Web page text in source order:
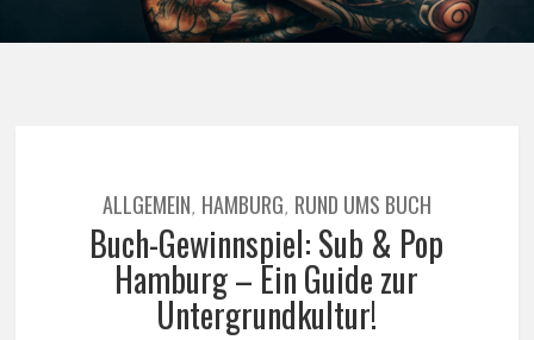
ALLGEMEIN, HAMBURG, RUND UMS BUCH
Buch-Gewinnspiel: Sub & Pop
Hamburg – Ein Guide zur
Untergrundkultur!